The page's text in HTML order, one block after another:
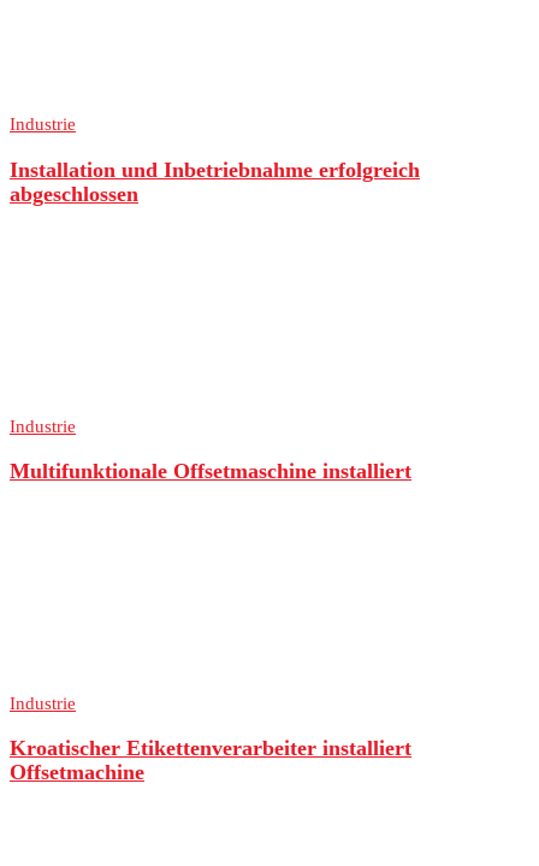
Industrie
Installation und Inbetriebnahme erfolgreich
abgeschlossen
Industrie
Multifunktionale Offsetmaschine installiert
Industrie
Kroatischer Etikettenverarbeiter installiert
Offsetmachine